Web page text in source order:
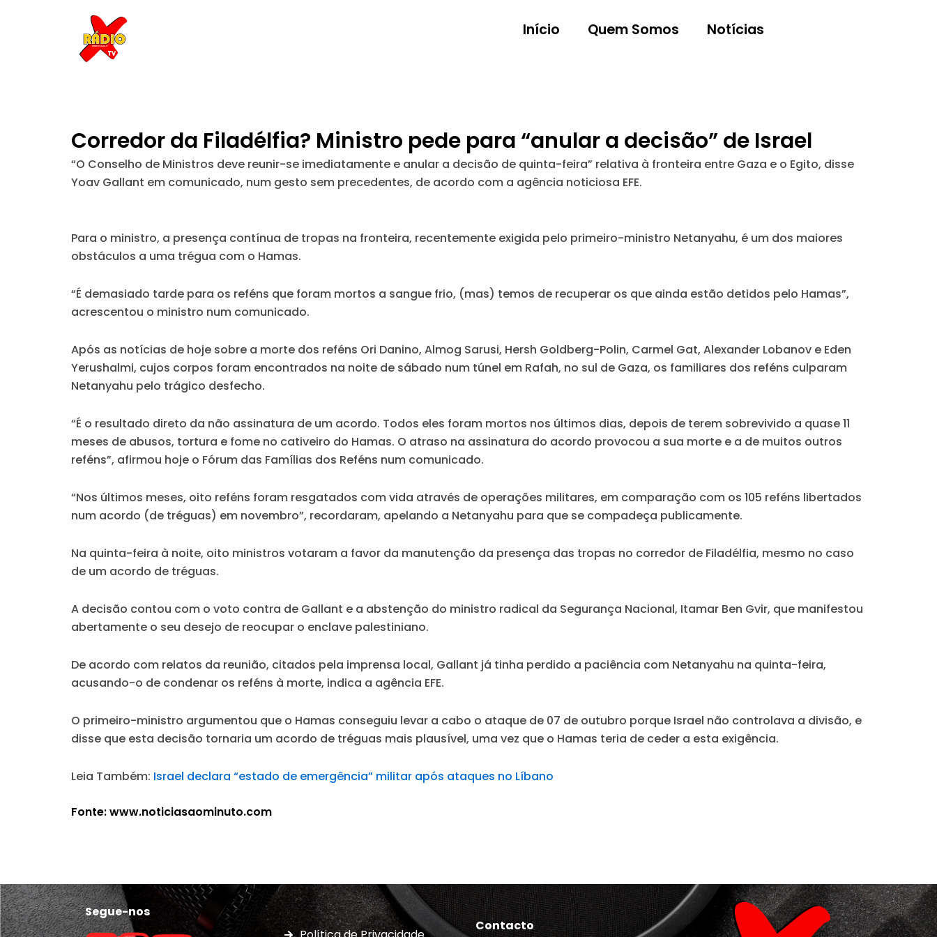
Início Quem Somos Notícias
Corredor da Filadélfia? Ministro pede para “anular a decisão” de Israel
“O Conselho de Ministros deve reunir-se imediatamente e anular a decisão de quinta-feira” relativa à fronteira entre Gaza e o Egito, disse
Yoav Gallant em comunicado, num gesto sem precedentes, de acordo com a agência noticiosa EFE.
Para o ministro, a presença contínua de tropas na fronteira, recentemente exigida pelo primeiro-ministro Netanyahu, é um dos maiores
obstáculos a uma trégua com o Hamas.
“É demasiado tarde para os reféns que foram mortos a sangue frio, (mas) temos de recuperar os que ainda estão detidos pelo Hamas”,
acrescentou o ministro num comunicado.
Após as notícias de hoje sobre a morte dos reféns Ori Danino, Almog Sarusi, Hersh Goldberg-Polin, Carmel Gat, Alexander Lobanov e Eden
Yerushalmi, cujos corpos foram encontrados na noite de sábado num túnel em Rafah, no sul de Gaza, os familiares dos reféns culparam
Netanyahu pelo trágico desfecho.
“É o resultado direto da não assinatura de um acordo. Todos eles foram mortos nos últimos dias, depois de terem sobrevivido a quase 11
meses de abusos, tortura e fome no cativeiro do Hamas. O atraso na assinatura do acordo provocou a sua morte e a de muitos outros
reféns”, afirmou hoje o Fórum das Famílias dos Reféns num comunicado.
“Nos últimos meses, oito reféns foram resgatados com vida através de operações militares, em comparação com os 105 reféns libertados
num acordo (de tréguas) em novembro”, recordaram, apelando a Netanyahu para que se compadeça publicamente.
Na quinta-feira à noite, oito ministros votaram a favor da manutenção da presença das tropas no corredor de Filadélfia, mesmo no caso
de um acordo de tréguas.
A decisão contou com o voto contra de Gallant e a abstenção do ministro radical da Segurança Nacional, Itamar Ben Gvir, que manifestou
abertamente o seu desejo de reocupar o enclave palestiniano.
De acordo com relatos da reunião, citados pela imprensa local, Gallant já tinha perdido a paciência com Netanyahu na quinta-feira,
acusando-o de condenar os reféns à morte, indica a agência EFE.
O primeiro-ministro argumentou que o Hamas conseguiu levar a cabo o ataque de 07 de outubro porque Israel não controlava a divisão, e
disse que esta decisão tornaria um acordo de tréguas mais plausível, uma vez que o Hamas teria de ceder a esta exigência.
Leia Também: Israel declara “estado de emergência” militar após ataques no Líbano
Fonte: www.noticiasaominuto.com
Segue-nos
Contacto